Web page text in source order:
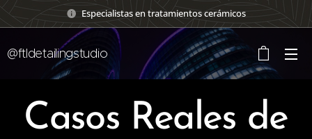
Especialistas en tratamientos cerámicos
@ftldetailingstudio
Casos Reales de